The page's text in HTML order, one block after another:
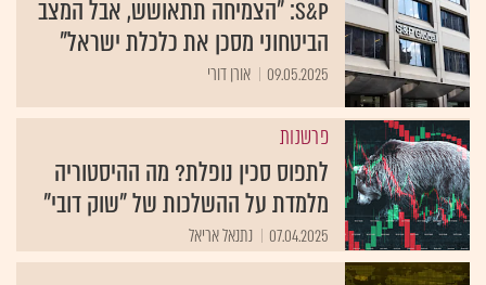
S&P: "הצמיחה תתאושש, אבל המצב
הביטחוני מסכן את כלכלת ישראל"
09.05.2025 אורן דורי
פרשנות
לתפוס סכין נופלת? מה ההיסטוריה
מלמדת על ההשלכות של "שוק דובי"
07.04.2025 נתנאל אריאל